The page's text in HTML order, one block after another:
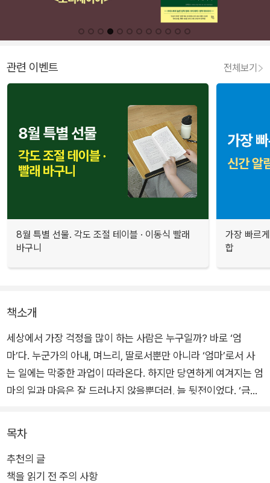
관련 이벤트 전체보기
8월 특별 선물. 각도 조절 테이블 · 이동식 빨래
바구니
가장 빠르
합
책소개
세상에서 가장 걱정을 많이 하는 사람은 누구일까? 바로 ‘엄
마’다. 누군가의 아내, 며느리, 딸로서뿐만 아니라 ‘엄마’로서 사
는 일에는 막중한 과업이 따라온다. 하지만 당연하게 여겨지는 엄
마의 일과 마음은 잘 드러나지 않을뿐더러, 늘 뒷전이었다. ‘금쪽
음은 과연 누가 돌봐줄까? 그래서 이번에 엄마들을 위한 멘탈 관
리 솔루션, 『엄마의 멘탈 수업』이 출간됐다.
세계적인 걱정 관리 전문가인 저자는 이 책에서 엄마들이 불안,
목차
추천의 글
책을 읽기 전 주의 사항